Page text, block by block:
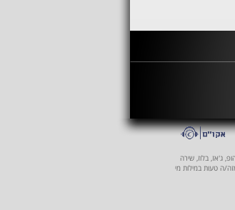
ג'אז, בלוז, שירה
ה טעות במילות מי